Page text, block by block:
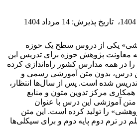
، تاریخ پذیرش: 14 مرداد 1404
یکی از دروس سطح یک حوزه
پژوهش حوزه برای تدریس این
در همه مدارس کشور راه‌اندازی کرده
درس، بدون متن آموزشی رسمی و
شده است. پس از سال‌ها انتظار،
مرکز تدوین متون و منابع
آموزشی این درس با عنوان
را تولید کرده است. این متن
در ترم دوم پایه دوم و برای سیکلی‌ها